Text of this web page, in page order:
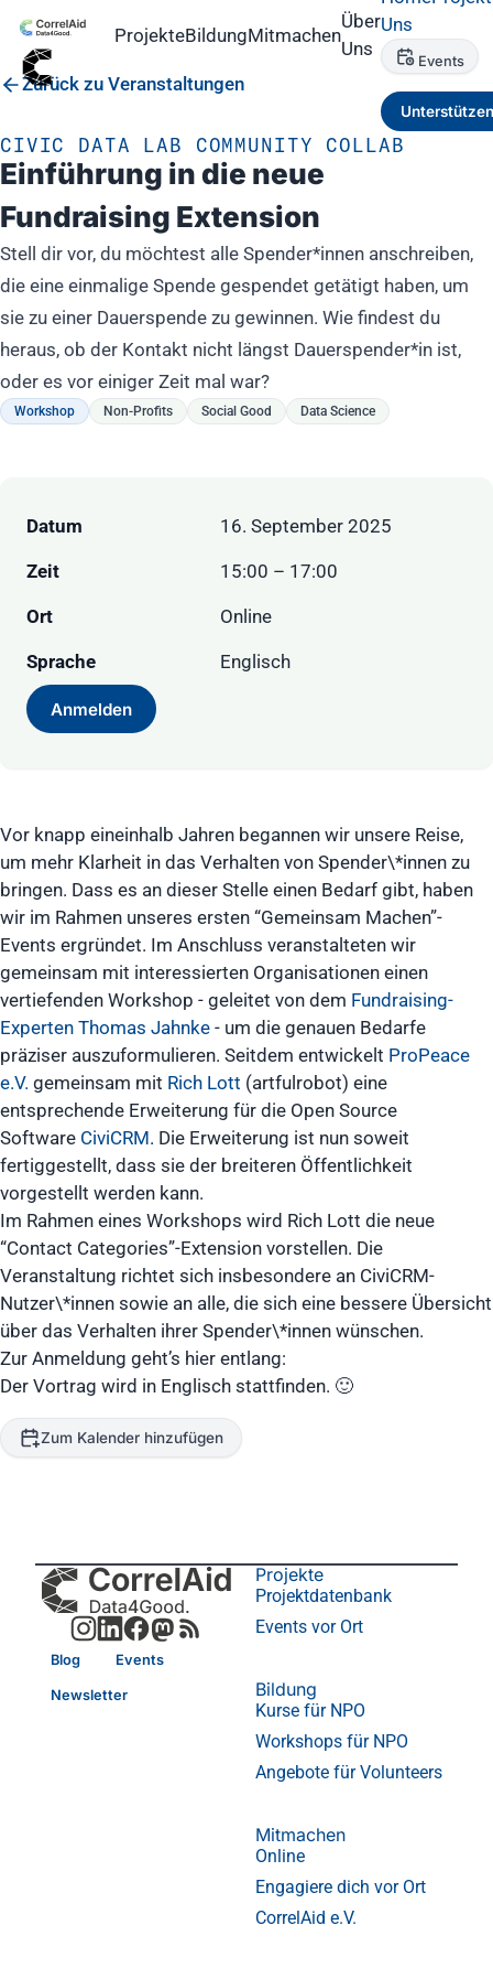
ProjekteBildungMitmachen
Über
Uns
Uns
Events
Unterstützen
Zurück zu Veranstaltungen
CIVIC DATA LAB COMMUNITY COLLAB
Einführung in die neue
Fundraising Extension
Stell dir vor, du möchtest alle Spender*innen anschreiben,
die eine einmalige Spende gespendet getätigt haben, um
sie zu einer Dauerspende zu gewinnen. Wie findest du
heraus, ob der Kontakt nicht längst Dauerspender*in ist,
oder es vor einiger Zeit mal war?
Workshop Non-Profits Social Good Data Science
Datum 16. September 2025
Zeit 15:00 – 17:00
Ort Online
Sprache Englisch
Anmelden
Vor knapp eineinhalb Jahren begannen wir unsere Reise,
um mehr Klarheit in das Verhalten von Spender\*innen zu
bringen. Dass es an dieser Stelle einen Bedarf gibt, haben
wir im Rahmen unseres ersten “Gemeinsam Machen”-
Events ergründet. Im Anschluss veranstalteten wir
gemeinsam mit interessierten Organisationen einen
vertiefenden Workshop - geleitet von dem Fundraising-
Experten Thomas Jahnke - um die genauen Bedarfe
präziser auszuformulieren. Seitdem entwickelt ProPeace
e.V. gemeinsam mit Rich Lott (artfulrobot) eine
entsprechende Erweiterung für die Open Source
Software CiviCRM. Die Erweiterung ist nun soweit
fertiggestellt, dass sie der breiteren Öffentlichkeit
vorgestellt werden kann.
Im Rahmen eines Workshops wird Rich Lott die neue
“Contact Categories”-Extension vorstellen. Die
Veranstaltung richtet sich insbesondere an CiviCRM-
Nutzer\*innen sowie an alle, die sich eine bessere Übersicht
über das Verhalten ihrer Spender\*innen wünschen.
Zur Anmeldung geht’s hier entlang:
Der Vortrag wird in Englisch stattfinden. 🙂
Zum Kalender hinzufügen
Blog Events
Newsletter
Projekte
Projektdatenbank
Events vor Ort
Bildung
Kurse für NPO
Workshops für NPO
Angebote für Volunteers
Mitmachen
Online
Engagiere dich vor Ort
CorrelAid e.V.